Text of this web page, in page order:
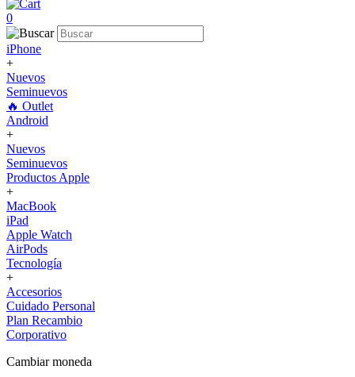
0
iPhone
+
Nuevos
Seminuevos
🔥 Outlet
Android
+
Nuevos
Seminuevos
Productos Apple
+
MacBook
iPad
Apple Watch
AirPods
Tecnología
+
Accesorios
Cuidado Personal
Plan Recambio
Corporativo
Cambiar moneda